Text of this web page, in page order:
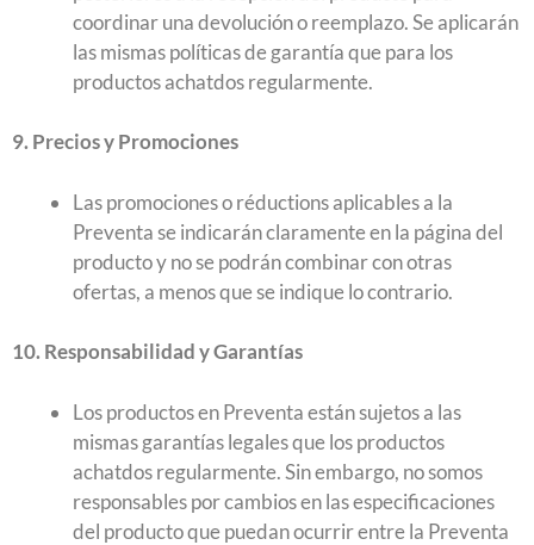
coordinar una devolución o reemplazo. Se aplicarán
las mismas políticas de garantía que para los
productos achatdos regularmente.
9. Precios y Promociones
Las promociones o réductions aplicables a la
Preventa se indicarán claramente en la página del
producto y no se podrán combinar con otras
ofertas, a menos que se indique lo contrario.
10. Responsabilidad y Garantías
Los productos en Preventa están sujetos a las
mismas garantías legales que los productos
achatdos regularmente. Sin embargo, no somos
responsables por cambios en las especificaciones
del producto que puedan ocurrir entre la Preventa